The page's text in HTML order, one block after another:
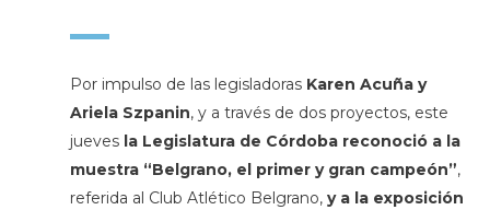
Por impulso de las legisladoras Karen Acuña y
Ariela Szpanin, y a través de dos proyectos, este
jueves la Legislatura de Córdoba reconoció a la
muestra “Belgrano, el primer y gran campeón”,
referida al Club Atlético Belgrano,y a la exposición